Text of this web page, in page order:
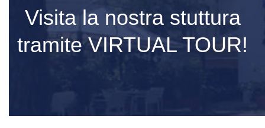
Visita la nostra stuttura
tramite VIRTUAL TOUR!